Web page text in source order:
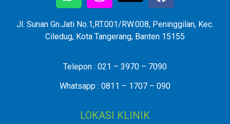
Jl. Sunan Gn.Jati No.1,RT.001/RW.008, Peninggilan, Kec.
Ciledug, Kota Tangerang, Banten 15155
Telepon : 021 – 3970 – 7090
Whatsapp : 0811 – 1707 – 090
LOKASI KLINIK